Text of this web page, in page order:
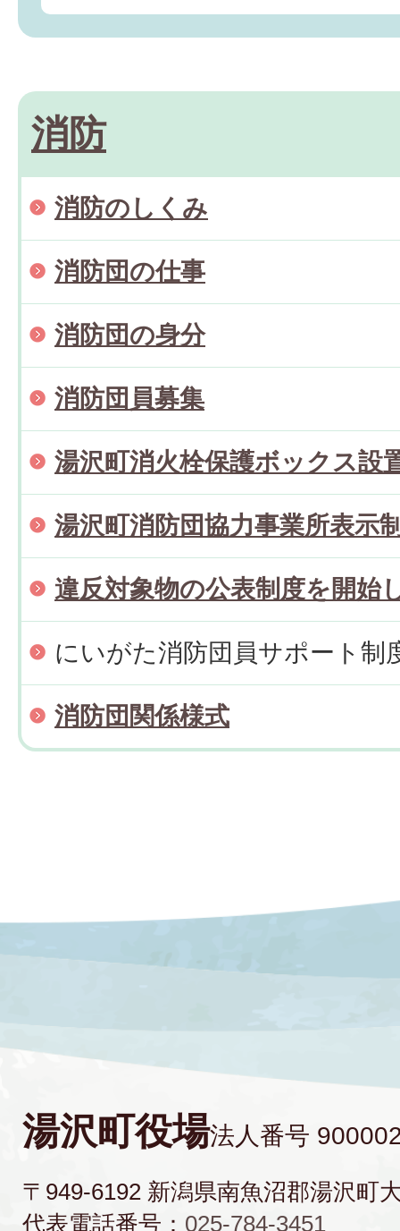
消防
消防のしくみ
消防団の仕事
消防団の身分
消防団員募集
湯沢町消火栓保護ボックス設
湯沢町消防団協力事業所表示
違反対象物の公表制度を開始
にいがた消防団員サポート制
消防団関係様式
湯沢町役場法人番号
〒949-6192 新潟県南魚沼郡湯沢町
代表電話番号： 025-784-3451